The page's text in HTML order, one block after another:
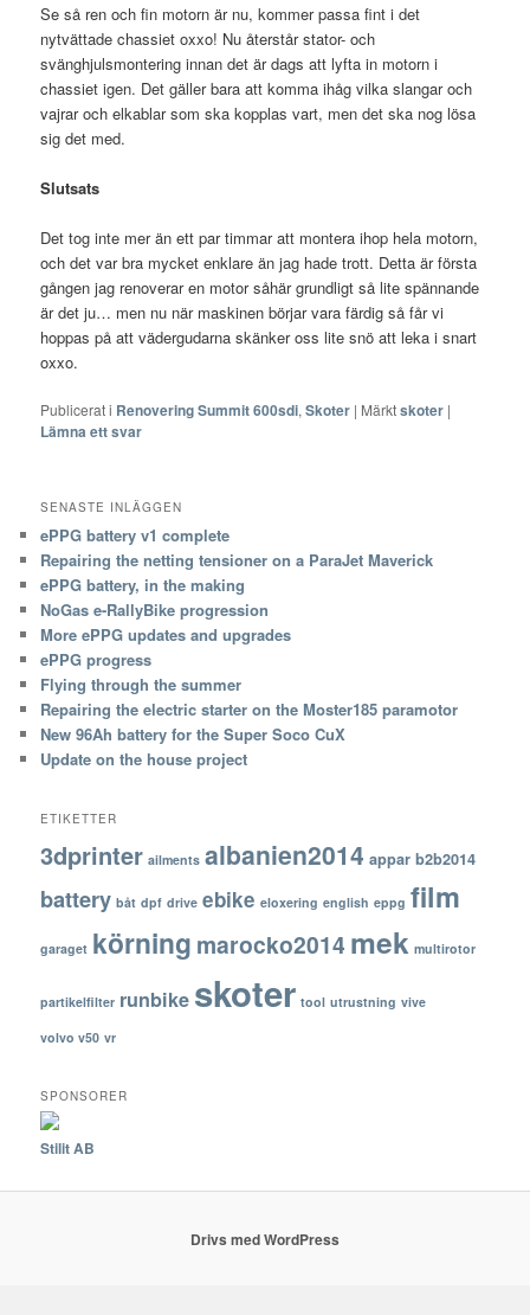
Se så ren och fin motorn är nu, kommer passa fint i det
nytvättade chassiet oxxo! Nu återstår stator- och
svänghjulsmontering innan det är dags att lyfta in motorn i
chassiet igen. Det gäller bara att komma ihåg vilka slangar och
vajrar och elkablar som ska kopplas vart, men det ska nog lösa
sig det med.
Slutsats
Det tog inte mer än ett par timmar att montera ihop hela motorn,
och det var bra mycket enklare än jag hade trott. Detta är första
gången jag renoverar en motor såhär grundligt så lite spännande
är det ju… men nu när maskinen börjar vara färdig så får vi
hoppas på att vädergudarna skänker oss lite snö att leka i snart
oxxo.
Publicerat i Renovering Summit 600sdi,Skoter | Märktskoter |
Lämna ett svar
SENASTE INLÄGGEN
ePPG battery v1 complete
Repairing the netting tensioner on a ParaJet Maverick
ePPG battery, in the making
NoGas e-RallyBike progression
More ePPG updates and upgrades
ePPG progress
Flying through the summer
Repairing the electric starter on the Moster185 paramotor
New 96Ah battery for the Super Soco CuX
Update on the house project
ETIKETTER
3dprinter ailments albanien2014 appar b2b2014
battery båt dpf drive ebike eloxering english eppg film
garaget körning marocko2014 mek multirotor
partikelfilter runbike skoter tool utrustning vive
volvo v50 vr
SPONSORER
Stilit AB
Drivs med WordPress